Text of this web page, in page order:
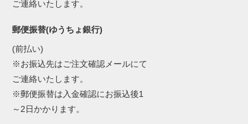
ご連絡いたします。
郵便振替(ゆうちょ銀行)
(前払い)
※お振込先はご注文確認メールにて
ご連絡いたします。
※郵便振替は入金確認にお振込後1
～2日かかります。